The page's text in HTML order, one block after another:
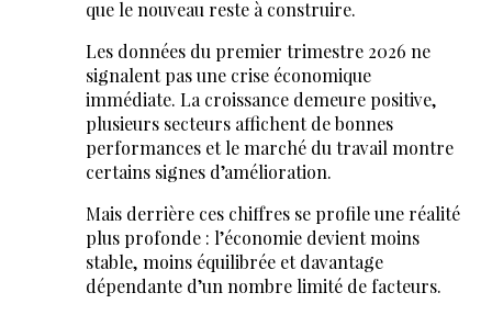
que le nouveau reste à construire.
Les données du premier trimestre 2026 ne
signalent pas une crise économique
immédiate. La croissance demeure positive,
plusieurs secteurs affichent de bonnes
performances et le marché du travail montre
certains signes d’amélioration.
Mais derrière ces chiffres se profile une réalité
plus profonde : l’économie devient moins
stable, moins équilibrée et davantage
dépendante d’un nombre limité de facteurs.